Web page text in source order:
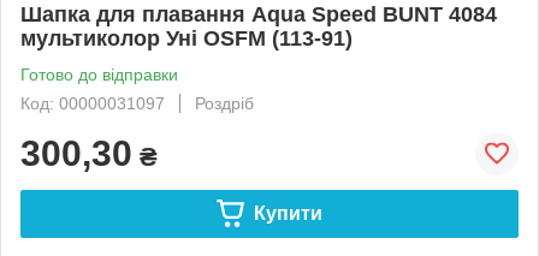
Шапка для плавання Aqua Speed ​​BUNT 4084
мультиколор Уні OSFM (113-91)
Готово до відправки
Код: 00000031097
Роздріб
300,30 ₴
Купити